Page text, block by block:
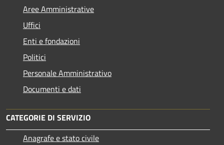
Aree Amministrative
Uffici
Enti e fondazioni
Politici
Personale Amministrativo
Documenti e dati
CATEGORIE DI SERVIZIO
Anagrafe e stato civile